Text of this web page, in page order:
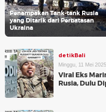
Penampakan Tank-tank Rusia
yang Ditarik dari Perbatasan
Ukraina
detikBali
Minggu, 11 Mei
Viral Eks
Rusia, Dulu